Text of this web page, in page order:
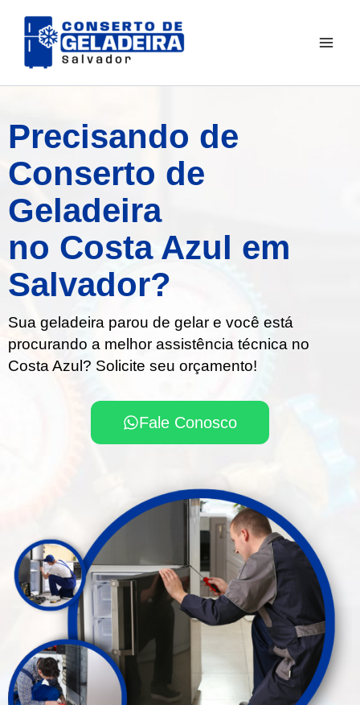
para
Precisando de
Conserto de
Geladeira
no Costa Azul em
Salvador?
Sua geladeira parou de gelar e você está
procurando a melhor assistência técnica no
Costa Azul? Solicite seu orçamento!
Fale Conosco